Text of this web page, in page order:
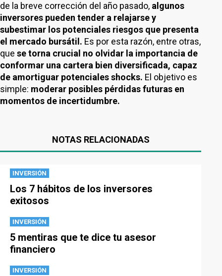
de la breve corrección del año pasado, algunos
inversores pueden tender a relajarse y
subestimar los potenciales riesgos que presenta
el mercado bursátil. Es por esta razón, entre otras,
que se torna crucial no olvidar la importancia de
conformar una cartera bien diversificada, capaz
de amortiguar potenciales shocks. El objetivo es
simple: moderar posibles pérdidas futuras en
momentos de incertidumbre.
NOTAS RELACIONADAS
INVERSIÓN
Los 7 hábitos de los inversores
exitosos
INVERSIÓN
5 mentiras que te dice tu asesor
financiero
INVERSIÓN